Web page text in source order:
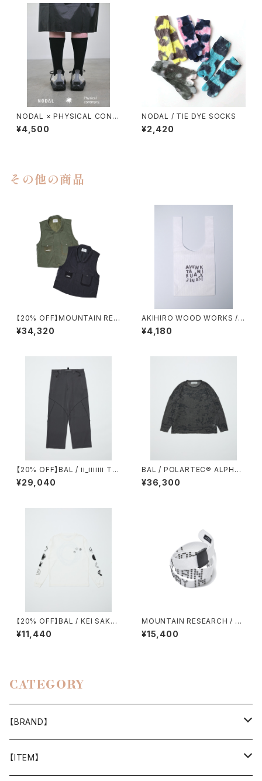
NODAL × PHYSICAL CONT
MPRY.
¥4,500
NODAL / TIE DYE SOCKS
¥2,420
その他の商品
【20% OFF】MOUNTAIN RES
EARCH / M69 VEST
¥34,320
AKIHIRO WOOD WORKS /
コンビニタイベック袋
¥4,180
【20% OFF】BAL / ii_iiiiiii TE
CHNICAL WOOL TROUSER
¥29,040
BAL / POLARTEC®︎ ALPHA
DIRECT PATTERN SWEATE
R
¥36,300
【20% OFF】BAL / KEI SAKA
WAKI 2
¥11,440
MOUNTAIN RESEARCH / RI
VET BELT
¥15,400
CATEGORY
【BRAND】
山と道
【ITEM】